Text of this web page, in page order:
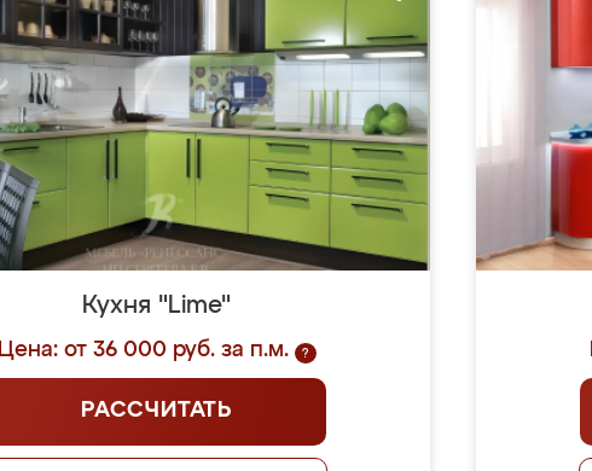
Кухня "Lime"
Цена: от 36 000 руб. за п.м. ?
РАССЧИТАТЬ